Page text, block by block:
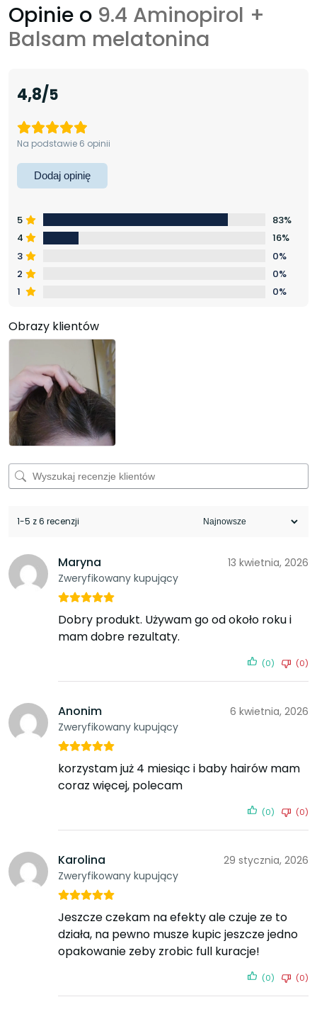
Opinie o 9.4 Aminopirol +
Balsam melatonina
4,8
Na podstawie 6 opinii
Dodaj opinię
5
83%
4
16%
3
0%
2
0%
1
0%
Obrazy klientów
1-5 z 6 recenzji
Maryna
Zweryfikowany kupujący
13 kwietnia, 2026
Dobry produkt. Używam go od około roku i
mam dobre rezultaty.
(0) (0)
Anonim
Zweryfikowany kupujący
6 kwietnia, 2026
korzystam już 4 miesiąc i baby hairów mam
coraz więcej, polecam
(0) (0)
Karolina
Zweryfikowany kupujący
29 stycznia, 2026
Jeszcze czekam na efekty ale czuje ze to
działa, na pewno musze kupic jeszcze jedno
opakowanie zeby zrobic full kuracje!
(0) (0)